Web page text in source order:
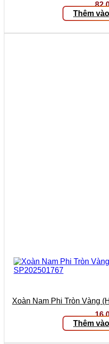
Thêm
Xoàn Nam Phi Tròn Vàng
Thêm